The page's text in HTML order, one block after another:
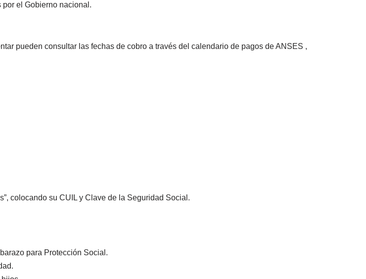
el Gobierno nacional.
pueden consultar las fechas de cobro a través del calendario de pagos de ANSES ,
colocando su CUIL y Clave de la Seguridad Social.
para Protección Social.